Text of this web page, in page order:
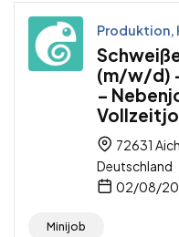
Produktion,
(m/w/d)
–
72631
Deutschland
02/08/
Minijob